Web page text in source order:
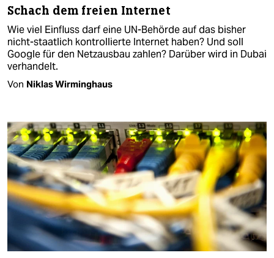
Schach dem freien Internet
Wie viel Einfluss darf eine UN-Behörde auf das bisher
nicht-staatlich kontrollierte Internet haben? Und soll
Google für den Netzausbau zahlen? Darüber wird in Dubai
verhandelt.
Von Niklas Wirminghaus